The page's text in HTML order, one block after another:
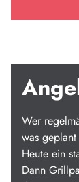
Wer
was
Heute ein
Dann